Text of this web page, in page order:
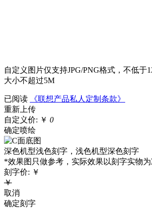
自定义图片仅支持JPG/PNG格式，不低于
大小不超过5M
已阅读
《联想产品私人定制条款》
重新上传
自定义价: ￥ 0
确定喷绘
深色机型浅色刻字，浅色机型深色刻字
*效果图只做参考，实际效果以刻字实物
刻字价: ￥
￥
取消
确定刻字